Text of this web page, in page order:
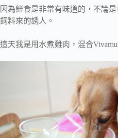
因為鮮食是非常有味道的，不論
飼料來的誘人。
這天我是用水煮雞肉，混合